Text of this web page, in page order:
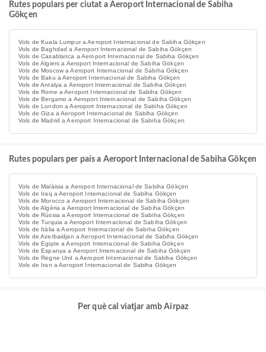
Rutes populars per ciutat a Aeroport Internacional de Sabiha
Gökçen
Vols de Kuala Lumpur a Aeroport Internacional de Sabiha Gökçen
Vols de Baghdad a Aeroport Internacional de Sabiha Gökçen
Vols de Casablanca a Aeroport Internacional de Sabiha Gökçen
Vols de Algiers a Aeroport Internacional de Sabiha Gökçen
Vols de Moscow a Aeroport Internacional de Sabiha Gökçen
Vols de Baku a Aeroport Internacional de Sabiha Gökçen
Vols de Antalya a Aeroport Internacional de Sabiha Gökçen
Vols de Rome a Aeroport Internacional de Sabiha Gökçen
Vols de Bergamo a Aeroport Internacional de Sabiha Gökçen
Vols de London a Aeroport Internacional de Sabiha Gökçen
Vols de Giza a Aeroport Internacional de Sabiha Gökçen
Vols de Madrid a Aeroport Internacional de Sabiha Gökçen
Rutes populars per país a Aeroport Internacional de Sabiha Gökçen
Vols de Malàisia a Aeroport Internacional de Sabiha Gökçen
Vols de Iraq a Aeroport Internacional de Sabiha Gökçen
Vols de Morocco a Aeroport Internacional de Sabiha Gökçen
Vols de Algèria a Aeroport Internacional de Sabiha Gökçen
Vols de Rússia a Aeroport Internacional de Sabiha Gökçen
Vols de Turquia a Aeroport Internacional de Sabiha Gökçen
Vols de Itàlia a Aeroport Internacional de Sabiha Gökçen
Vols de Azerbaidjan a Aeroport Internacional de Sabiha Gökçen
Vols de Egipte a Aeroport Internacional de Sabiha Gökçen
Vols de Espanya a Aeroport Internacional de Sabiha Gökçen
Vols de Regne Unit a Aeroport Internacional de Sabiha Gökçen
Vols de Iran a Aeroport Internacional de Sabiha Gökçen
Per què cal viatjar amb Airpaz